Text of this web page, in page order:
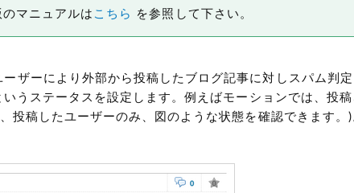
マニュアルは こちら を参照して下さい。
ザーにより外部から投稿したブログ記事に対しスパム判定
いうステータスを設定します。例えばモーションでは、投
投稿したユーザーのみ、図のような状態を確認できます。)